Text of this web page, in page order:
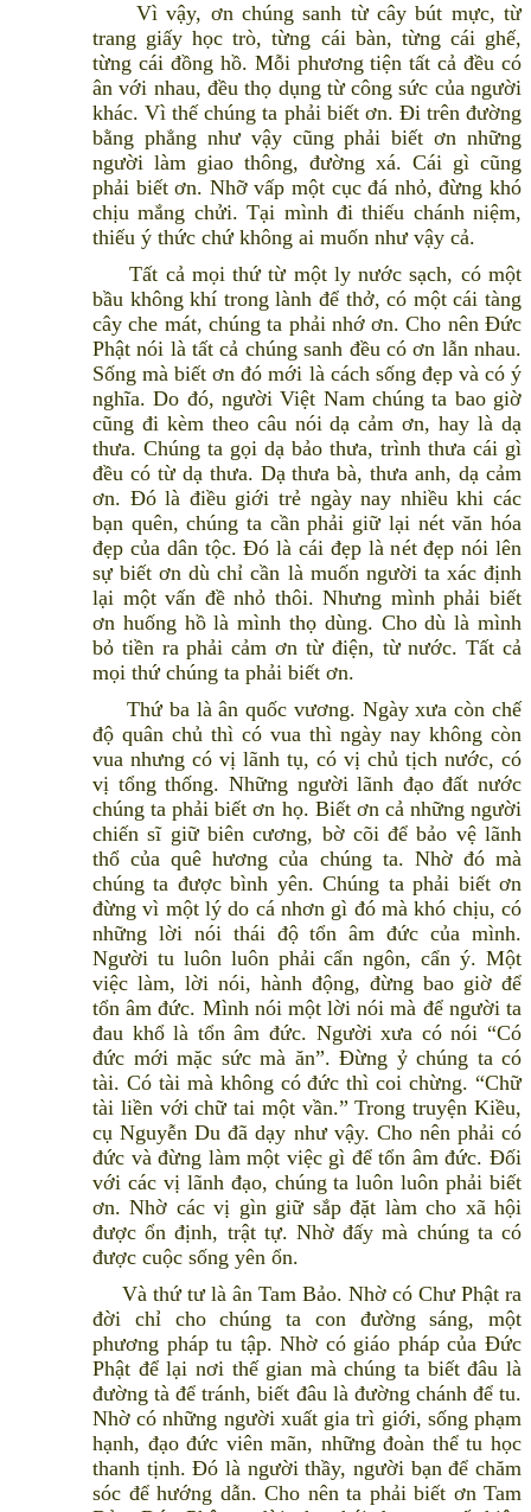
Vì vậy, ơn chúng sanh từ cây bút mực, từ
trang giấy học trò, từng cái bàn, từng cái ghế,
từng cái đồng hồ. Mỗi phương tiện tất cả đều có
ân với nhau, đều thọ dụng từ công sức của người
khác. Vì thế chúng ta phải biết ơn. Đi trên đường
bằng phẳng như vậy cũng phải biết ơn những
người làm giao thông, đường xá. Cái gì cũng
phải biết ơn. Nhỡ vấp một cục đá nhỏ, đừng khó
chịu mắng chửi. Tại mình đi thiếu chánh niệm,
thiếu ý thức chứ không ai muốn như vậy cả.
Tất cả mọi thứ từ một ly nước sạch, có một
bầu không khí trong lành để thở, có một cái tàng
cây che mát, chúng ta phải nhớ ơn. Cho nên Đức
Phật nói là tất cả chúng sanh đều có ơn lẫn nhau.
Sống mà biết ơn đó mới là cách sống đẹp và có ý
nghĩa. Do đó, người Việt Nam chúng ta bao giờ
cũng đi kèm theo câu nói dạ cảm ơn, hay là dạ
thưa. Chúng ta gọi dạ bảo thưa, trình thưa cái gì
đều có từ dạ thưa. Dạ thưa bà, thưa anh, dạ cảm
ơn. Đó là điều giới trẻ ngày nay nhiều khi các
bạn quên, chúng ta cần phải giữ lại nét văn hóa
đẹp của dân tộc. Đó là cái đẹp là nét đẹp nói lên
sự biết ơn dù chỉ cần là muốn người ta xác định
lại một vấn đề nhỏ thôi. Nhưng mình phải biết
ơn huống hồ là mình thọ dùng. Cho dù là mình
bỏ tiền ra phải cảm ơn từ điện, từ nước. Tất cả
mọi thứ chúng ta phải biết ơn.
Thứ ba là ân quốc vương. Ngày xưa còn chế
độ quân chủ thì có vua thì ngày nay không còn
vua nhưng có vị lãnh tụ, có vị chủ tịch nước, có
vị tổng thống. Những người lãnh đạo đất nước
chúng ta phải biết ơn họ. Biết ơn cả những người
chiến sĩ giữ biên cương, bờ cõi để bảo vệ lãnh
thổ của quê hương của chúng ta. Nhờ đó mà
chúng ta được bình yên. Chúng ta phải biết ơn
đừng vì một lý do cá nhơn gì đó mà khó chịu, có
những lời nói thái độ tổn âm đức của mình.
Người tu luôn luôn phải cẩn ngôn, cẩn ý. Một
việc làm, lời nói, hành động, đừng bao giờ để
tổn âm đức. Mình nói một lời nói mà để người ta
đau khổ là tổn âm đức. Người xưa có nói “Có
đức mới mặc sức mà ăn”. Đừng ỷ chúng ta có
tài. Có tài mà không có đức thì coi chừng. “Chữ
tài liền với chữ tai một vần.” Trong truyện Kiều,
cụ Nguyễn Du đã dạy như vậy. Cho nên phải có
đức và đừng làm một việc gì để tổn âm đức. Đối
với các vị lãnh đạo, chúng ta luôn luôn phải biết
ơn. Nhờ các vị gìn giữ sắp đặt làm cho xã hội
được ổn định, trật tự. Nhờ đấy mà chúng ta có
được cuộc sống yên ổn.
Và thứ tư là ân Tam Bảo. Nhờ có Chư Phật ra
đời chỉ cho chúng ta con đường sáng, một
phương pháp tu tập. Nhờ có giáo pháp của Đức
Phật để lại nơi thế gian mà chúng ta biết đâu là
đường tà để tránh, biết đâu là đường chánh để tu.
Nhờ có những người xuất gia trì giới, sống phạm
hạnh, đạo đức viên mãn, những đoàn thể tu học
thanh tịnh. Đó là người thầy, người bạn để chăm
sóc để hướng dẫn. Cho nên ta phải biết ơn Tam